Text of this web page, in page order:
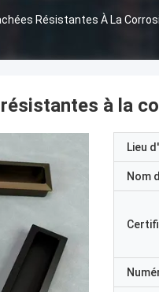
Résistantes À La
à la
Lieu
Nom